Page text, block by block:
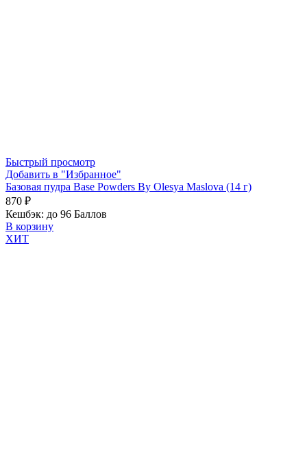
Быстрый просмотр
Добавить в "Избранное"
Базовая пудра Base Powders By Olesya Maslova (14 г)
870 ₽
Кешбэк: до 96 Баллов
В корзину
ХИТ